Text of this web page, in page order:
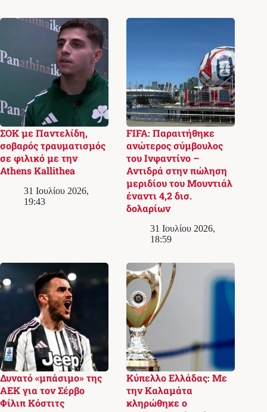
ΣΟΚ με Παντελίδη,
σοβαρός τραυματισμός
σε φιλικό με την
Athens Kallithea
31 Ιουλίου 2026,
19:43
FIFA: Παραιτήθηκε
ανώτερος σύμβουλος
του Ινφαντίνο –
Αντιδρά στην πώληση
μεριδίου του Μουντιάλ
έναντι 4,2 δισ.
δολαρίων
31 Ιουλίου 2026,
18:59
Δυνατό «μπάσιμο» της
ΑΕΚ για τον Σέρβο
Φίλιπ Κόστιτς
Κύπελλο Ελλάδας: Με
την Καλαμάτα
κληρώθηκε ο